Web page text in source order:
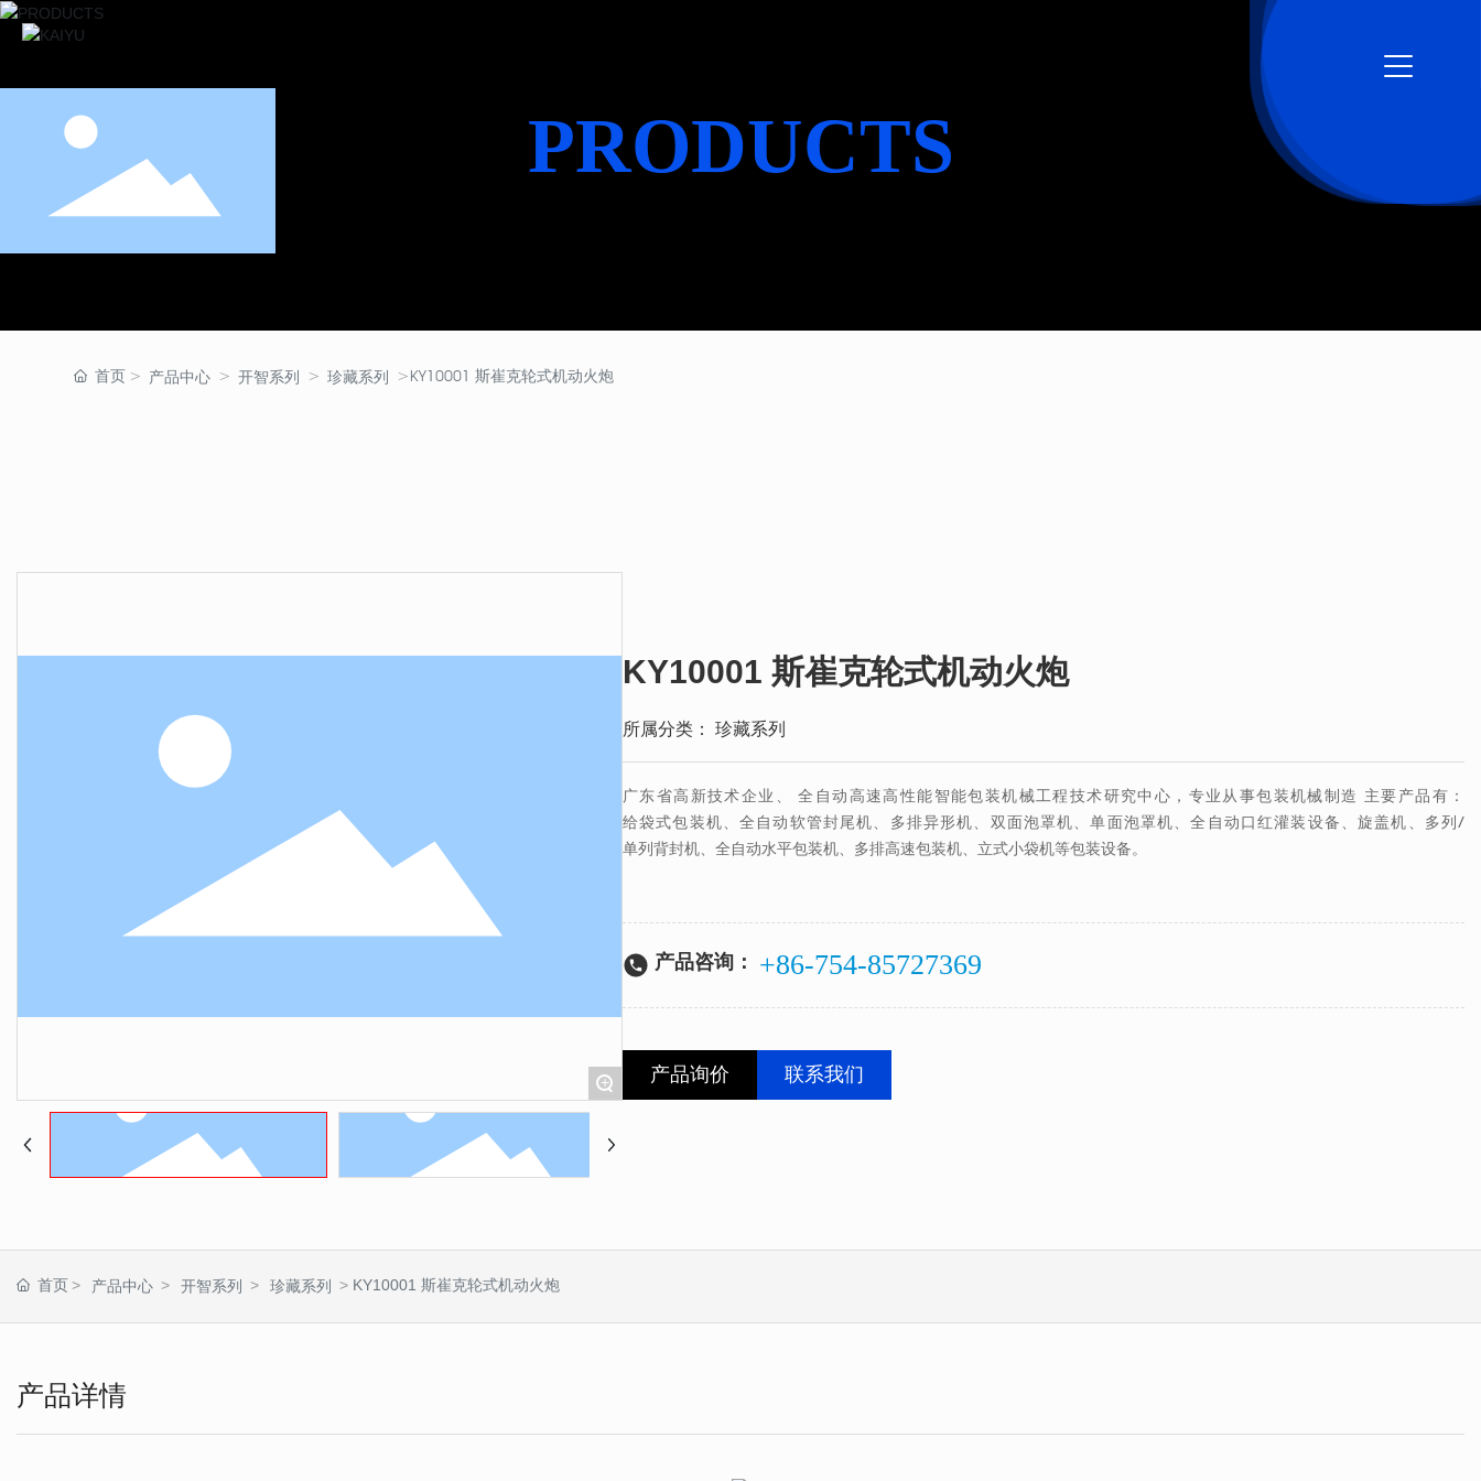
PRODUCTS
首页 产品中心 开智系列 珍藏系列 KY10001 斯崔克轮式机动火炮
+
KY10001 斯崔克轮式机动火炮
所属分类： 珍藏系列
广东省高新技术企业、 全自动高速高性能智能包装机械工程技术研究中心，专业从事包装机械制造 主要产品有：
给袋式包装机、全自动软管封尾机、多排异形机、双面泡罩机、单面泡罩机、全自动口红灌装设备、旋盖机、多列/
单列背封机、全自动水平包装机、多排高速包装机、立式小袋机等包装设备。
产品咨询： +86-754-85727369
产品询价 联系我们
首页 产品中心 开智系列 珍藏系列 KY10001 斯崔克轮式机动火炮
产品详情